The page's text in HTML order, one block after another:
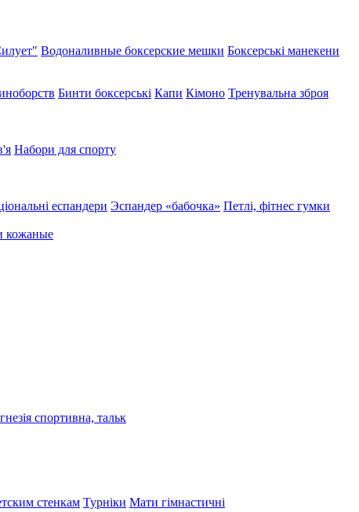
Водоналивные боксерские мешки Боксерські манекени
Бинти боксерські Капи Кімоно Тренувальна зброя
Набори для спорту
еспандери Эспандер «бабочка» Петлі, фітнес гумки
кожаные
спортивна, тальк
стенкам Турніки Мати гімнастичні